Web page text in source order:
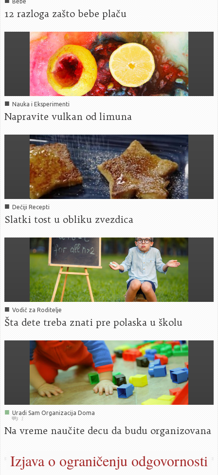
Bebe
12 razloga zašto bebe plaču
■ Nauka i Eksperimenti
Napravite vulkan od limuna
■ Dečiji Recepti
Slatki tost u obliku zvezdica
■ Vodič za Roditelje
Šta dete treba znati pre polaska u školu
■ Uradi Sam Organizacija Doma
1
Na vreme naučite decu da budu organizovana
Izjava o ograničenju odgovornosti